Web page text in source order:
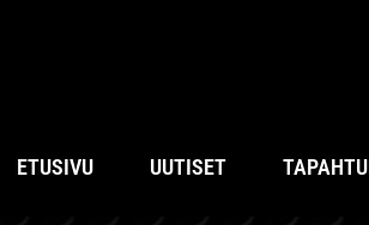
ETUSIVU UUTISET